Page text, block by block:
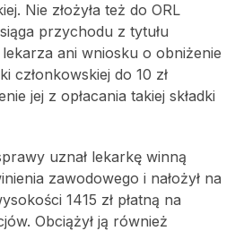
Nie złożyła też do ORL
przychodu z tytułu
ani wniosku o obniżenie
członkowskiej do 10 zł
jej z opłacania takiej składki
uznał lekarkę winną
zawodowego i nałożył na
1415 zł płatną na
Obciążył ją również